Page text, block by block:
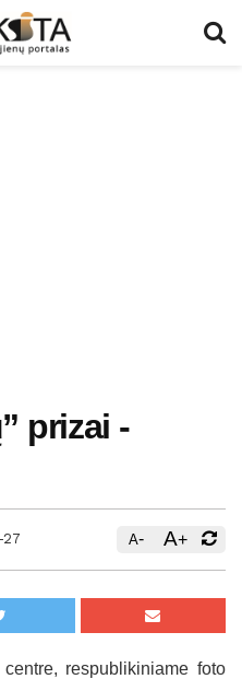
prizai -
27 A- A+
respublikiniame foto